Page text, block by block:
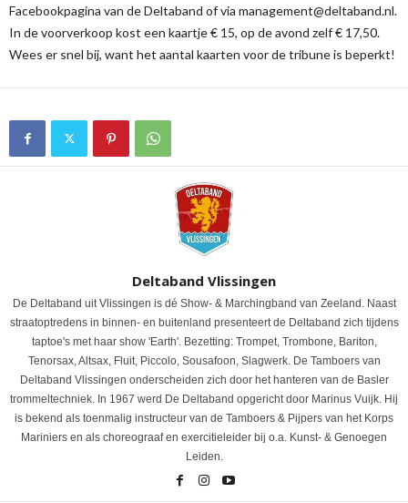
Facebookpagina van de Deltaband of via management@deltaband.nl.
In de voorverkoop kost een kaartje € 15, op de avond zelf € 17,50.
Wees er snel bij, want het aantal kaarten voor de tribune is beperkt!
Deltaband Vlissingen
De Deltaband uit Vlissingen is dé Show- & Marchingband van Zeeland. Naast
straatoptredens in binnen- en buitenland presenteert de Deltaband zich tijdens
taptoe's met haar show 'Earth'. Bezetting: Trompet, Trombone, Bariton,
Tenorsax, Altsax, Fluit, Piccolo, Sousafoon, Slagwerk. De Tamboers van
Deltaband Vlissingen onderscheiden zich door het hanteren van de Basler
trommeltechniek. In 1967 werd De Deltaband opgericht door Marinus Vuijk. Hij
is bekend als toenmalig instructeur van de Tamboers & Pijpers van het Korps
Mariniers en als choreograaf en exercitieleider bij o.a. Kunst- & Genoegen
Leiden.